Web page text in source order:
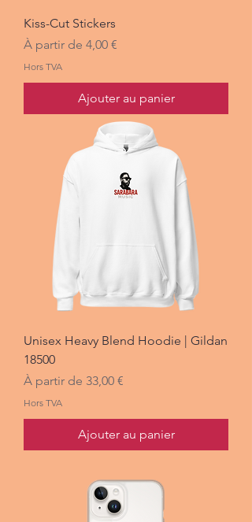
Kiss-Cut Stickers
À partir de 4,00 €
Prix promotionnel
Hors TVA
Ajouter au panier
Unisex Heavy Blend Hoodie | Gildan
18500
À partir de 33,00 €
Prix promotionnel
Hors TVA
Ajouter au panier